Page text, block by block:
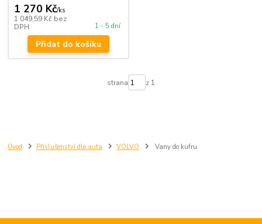
Úvod Příslušenství dle auta VOLVO Vany do kufru
1 270 Kč/ks
1 049,59 Kč bez
DPH
1 - 5 dní
Přidat do košíku
strana z 1